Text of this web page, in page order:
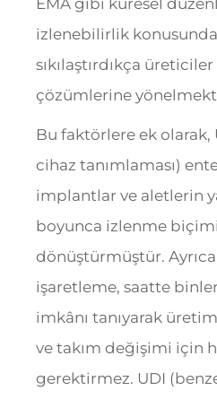
EMA gibi küresel
izlenebilirlik
sıkılaştırdıkça
çözümlerine
Bu faktörlere ek olarak,
cihaz tanımlaması)
implantlar ve aletlerin
boyunca izlenme
dönüştürmüştür. Ayrıca
işaretleme, saatte
imkânı tanıyarak
ve takım değişimi için
gerektirmez. UDI